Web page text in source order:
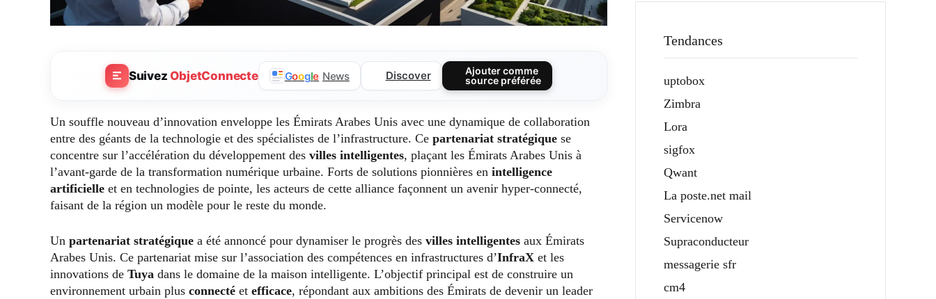
SuivezObjetConnecte Google News Discover
Ajouter comme
source préférée
Un souffle nouveau d’innovation enveloppe les Émirats Arabes Unis avec une dynamique de collaboration
entre des géants de la technologie et des spécialistes de l’infrastructure. Ce partenariat stratégique se
concentre sur l’accélération du développement des villes intelligentes, plaçant les Émirats Arabes Unis à
l’avant-garde de la transformation numérique urbaine. Forts de solutions pionnières en intelligence
artificielle et en technologies de pointe, les acteurs de cette alliance façonnent un avenir hyper-connecté,
faisant de la région un modèle pour le reste du monde.
Un partenariat stratégique a été annoncé pour dynamiser le progrès des villes intelligentes aux Émirats
Arabes Unis. Ce partenariat mise sur l’association des compétences en infrastructures d’InfraX et les
innovations de Tuya dans le domaine de la maison intelligente. L’objectif principal est de construire un
environnement urbain plus connecté et efficace, répondant aux ambitions des Émirats de devenir un leader
Tendances
uptobox
Zimbra
Lora
sigfox
Qwant
La poste.net mail
Servicenow
Supraconducteur
messagerie sfr
cm4